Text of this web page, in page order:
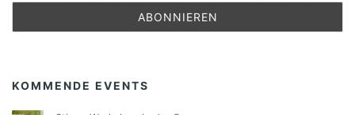
KOMMENDE EVENTS